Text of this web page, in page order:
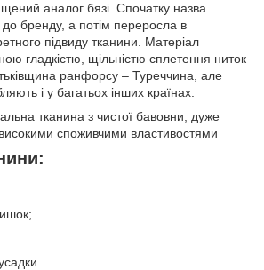
аналог бязі. Спочатку назва
бренду, а потім переросла в
підвиду тканини. Матеріал
гладкістю, щільністю сплетення ниток
ранфорсу – Туреччина, але
і у багатьох інших країнах.
тканина з чистої бавовни, дуже
високими споживчими властивостями